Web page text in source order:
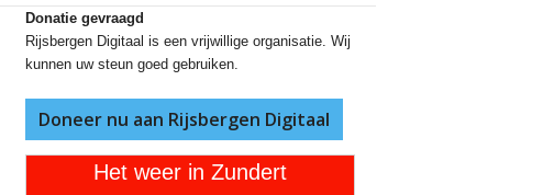
Donatie gevraagd
Rijsbergen Digitaal is een vrijwillige organisatie. Wij
kunnen uw steun goed gebruiken.
Doneer nu aan Rijsbergen Digitaal
Het weer in Zundert